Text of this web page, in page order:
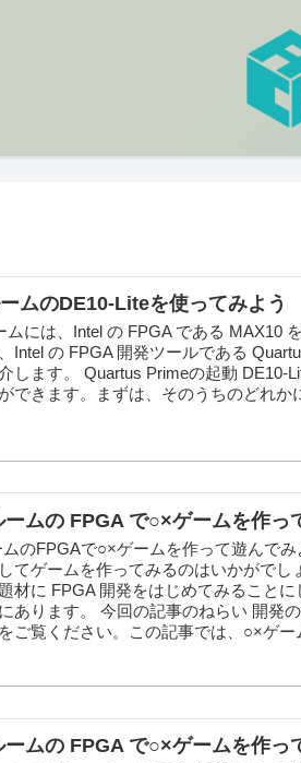
ムのDE10-Liteを使ってみよう
ムには、Intel の FPGA である MAX10
Intel の FPGA 開発ツールである
します。 Quartus Primeの起動 DE10-
できます。まずは、そのうちのどれか
ムの FPGA で○×ゲームを作っ
のFPGAで○×ゲームを作って遊んで
てゲームを作ってみるのはいかがで
材に FPGA 開発をはじめてみること
あります。 今回の記事のねらい 開発
ご覧ください。この記事では、○×ゲー
ムの FPGA で○×ゲームを作っ